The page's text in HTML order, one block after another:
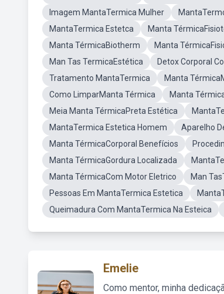
Imagem MantaTermica Mulher
MantaTermica Estetca
Manta
Manta TérmicaBiotherm
Manta
Man Tas TermicaEstética
Detox Corporal
Tratamento MantaTermica
Manta
Como LimparManta Térmica
Manta
Meia Manta TérmicaPreta Estética
MantaTermica Estetica Homem
Aparelho
Manta TérmicaCorporal Benefícios
Manta TérmicaGordura Localizada
Manta TérmicaCom Motor Eletrico
Man
Pessoas Em MantaTermica Estetica
Queimadura Com MantaTermica Na Esteica
Emelie
Como mentor, minha